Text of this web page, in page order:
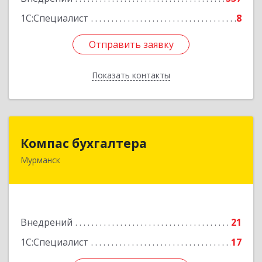
1С:Специалист
8
Отправить заявку
Показать контакты
Отправить заявку
Назад
Компас бухгалтера
Мурманск
Внедрений
21
1С:Специалист
17